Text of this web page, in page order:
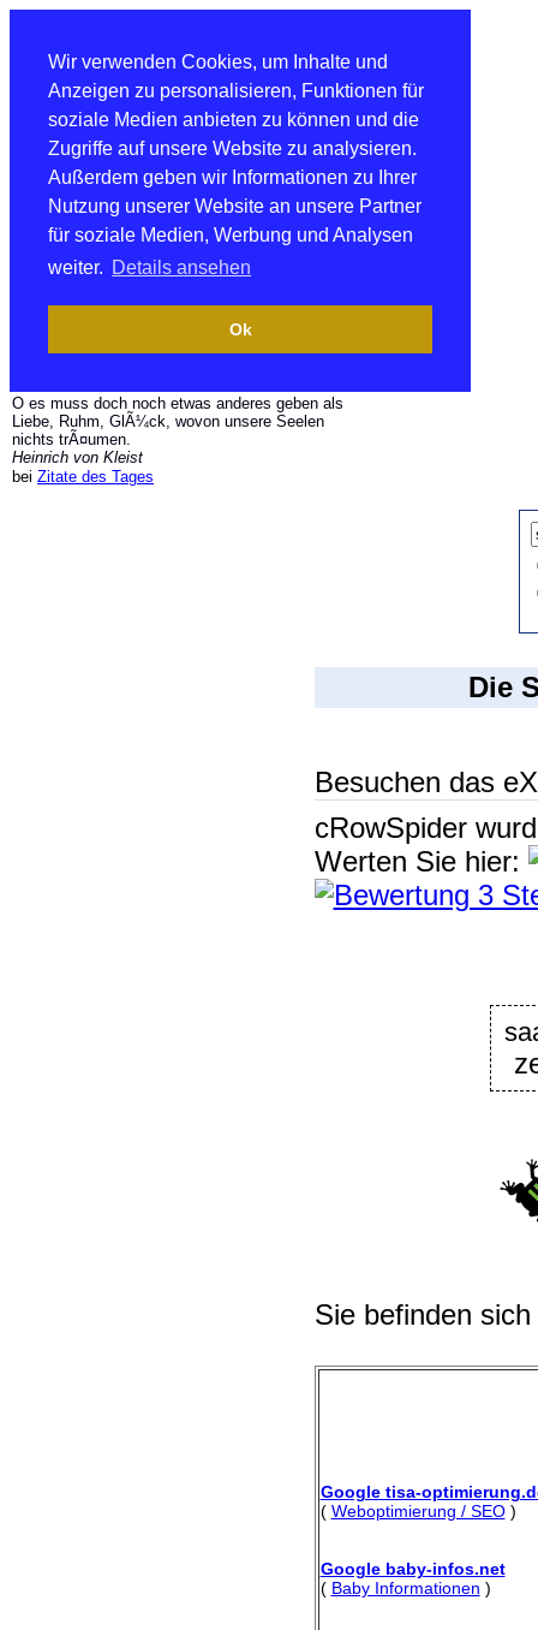
Wir verwenden Cookies, um Inhalte und
Anzeigen zu personalisieren, Funktionen für
soziale Medien anbieten zu können und die
Zugriffe auf unsere Website zu analysieren.
Außerdem geben wir Informationen zu Ihrer
Nutzung unserer Website an unsere Partner
für soziale Medien, Werbung und Analysen
weiter. Details ansehen
Ok
O es muss doch noch etwas anderes geben als
Liebe, Ruhm, GlÃ¼ck, wovon unsere Seelen
nichts trÃ¤umen.
Heinrich von Kleist
bei Zitate des Tages
Die
Besuchen das
cRowSpider
Werten Sie hier:
Sie befinden
Google tisa-
( Weboptimierung / SEO)
Google baby-infos.net
( Baby Informationen )